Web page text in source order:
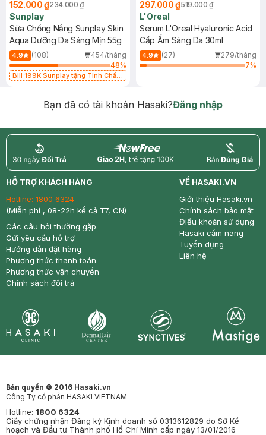
152.000 ₫234.000 ₫
Sunplay
Sữa Chống Nắng Sunplay Skin
Aqua Dưỡng Da Sáng Mịn 55g
4.9 (108)
454/tháng
48%
Bill 199K Sunplay tặng Tinh Chất
297.000 ₫519.000 ₫
L'Oreal
Serum L'Oreal Hyaluronic Acid
Cấp Ẩm Sáng Da 30ml
4.9 (27)
279/tháng
7%
Bạn đã có tài khoản Hasaki?Đăng nhập
return nowfree price
HỖ TRỢ KHÁCH HÀNG
Hotline: 1800 6324
(Miễn phí , 08-22h kể cả T7, CN)
Các câu hỏi thường gặp
Gửi yêu cầu hỗ trợ
Hướng dẫn đặt hàng
Phương thức thanh toán
Phương thức vận chuyển
Chính sách đổi trả
VỀ HASAKI.VN
Giới thiệu Hasaki.vn
Chính sách bảo mật
Điều khoản sử dụng
Hasaki cẩm nang
Tuyển dụng
Liên hệ
Bản quyền © 2016 Hasaki.vn
Công Ty cổ phần HASAKI VIETNAM
Hotline: 1800 6324
Giấy chứng nhận Đăng ký Kinh doanh số 0313612829 do Sở Kế
hoạch và Đầu tư Thành phố Hồ Chí Minh cấp ngày 13/01/2016